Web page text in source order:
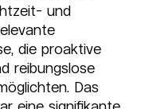
und
die proaktive
reibungslose
Das